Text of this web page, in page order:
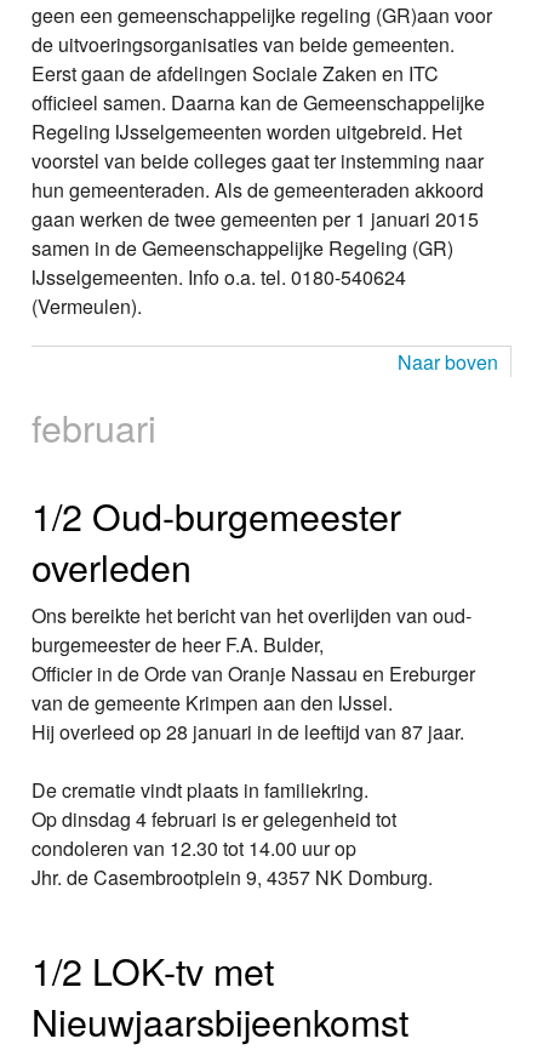
geen een gemeenschappelijke regeling (GR)aan voor
de uitvoeringsorganisaties van beide gemeenten.
Eerst gaan de afdelingen Sociale Zaken en ITC
officieel samen. Daarna kan de Gemeenschappelijke
Regeling IJsselgemeenten worden uitgebreid. Het
voorstel van beide colleges gaat ter instemming naar
hun gemeenteraden. Als de gemeenteraden akkoord
gaan werken de twee gemeenten per 1 januari 2015
samen in de Gemeenschappelijke Regeling (GR)
IJsselgemeenten. Info o.a. tel. 0180-540624
(Vermeulen).
Naar boven
februari
1/2 Oud-burgemeester
overleden
Ons bereikte het bericht van het overlijden van oud-
burgemeester de heer F.A. Bulder,
Officier in de Orde van Oranje Nassau en Ereburger
van de gemeente Krimpen aan den IJssel.
Hij overleed op 28 januari in de leeftijd van 87 jaar.
De crematie vindt plaats in familiekring.
Op dinsdag 4 februari is er gelegenheid tot
condoleren van 12.30 tot 14.00 uur op
Jhr. de Casembrootplein 9, 4357 NK Domburg.
1/2 LOK-tv met
Nieuwjaarsbijeenkomst